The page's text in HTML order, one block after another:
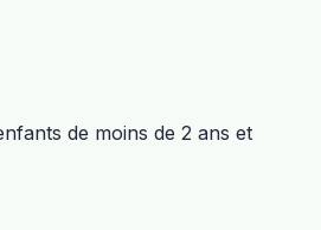
de moins de 2 ans et